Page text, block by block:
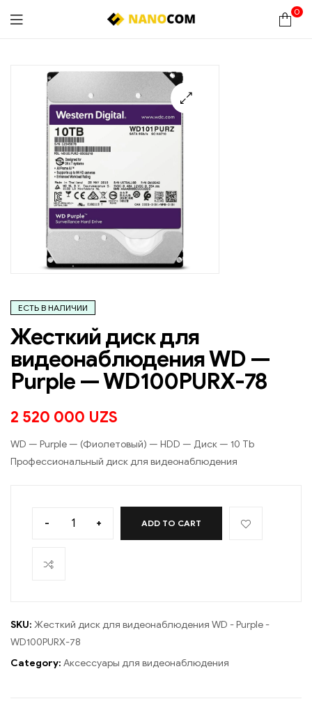
0
🔍
ЕСТЬ В НАЛИЧИИ
Жесткий диск для
видеонаблюдения WD —
Purple — WD100PURX-78
2 520 000 UZS
WD — Purple — (Фиолетовый) — HDD — Диск — 10 Tb
Профессиональный диск для видеонаблюдения
- + ADD TO CART
SKU: Жесткий диск для видеонаблюдения WD - Purple -
WD100PURX-78
Category: Аксессуары для видеонаблюдения